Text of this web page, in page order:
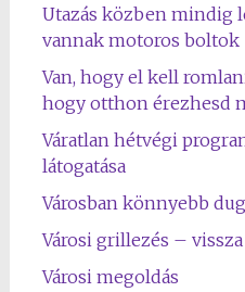
Utazás közben mindig
vannak motoros boltok
Van, hogy el kell
hogy otthon érezhesd
Váratlan hétvégi
látogatása
Városban könnyebb
Városi grillezés –
Városi megoldás